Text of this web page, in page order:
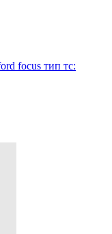
focus тип тс: